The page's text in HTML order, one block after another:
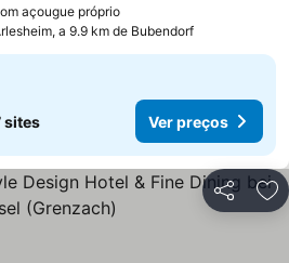
açougue próprio
a 9.9 km de Bubendorf
sites Ver preços
Partilhar